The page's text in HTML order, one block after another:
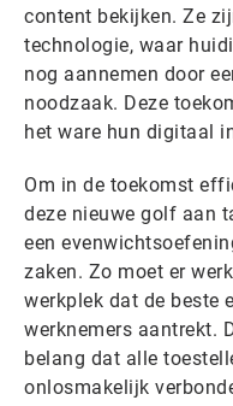
content bekijken. Ze
technologie, waar
nog aannemen door
noodzaak. Deze
het ware hun digitaal
Om in de toekomst
deze nieuwe golf aan
een
zaken. Zo moet er
werkplek dat de beste
werknemers aantrekt.
belang dat alle
onlosmakelijk